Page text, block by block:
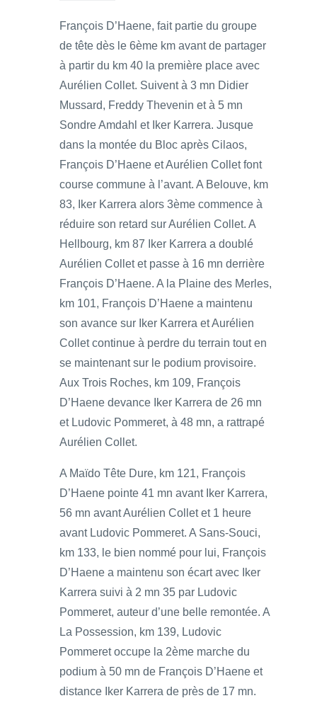
François D’Haene, fait partie du groupe
de tête dès le 6ème km avant de partager
à partir du km 40 la première place avec
Aurélien Collet. Suivent à 3 mn Didier
Mussard, Freddy Thevenin et à 5 mn
Sondre Amdahl et Iker Karrera. Jusque
dans la montée du Bloc après Cilaos,
François D’Haene et Aurélien Collet font
course commune à l’avant. A Belouve, km
83, Iker Karrera alors 3ème commence à
réduire son retard sur Aurélien Collet. A
Hellbourg, km 87 Iker Karrera a doublé
Aurélien Collet et passe à 16 mn derrière
François D’Haene. A la Plaine des Merles,
km 101, François D’Haene a maintenu
son avance sur Iker Karrera et Aurélien
Collet continue à perdre du terrain tout en
se maintenant sur le podium provisoire.
Aux Trois Roches, km 109, François
D’Haene devance Iker Karrera de 26 mn
et Ludovic Pommeret, à 48 mn, a rattrapé
Aurélien Collet.
A Maïdo Tête Dure, km 121, François
D’Haene pointe 41 mn avant Iker Karrera,
56 mn avant Aurélien Collet et 1 heure
avant Ludovic Pommeret. A Sans-Souci,
km 133, le bien nommé pour lui, François
D’Haene a maintenu son écart avec Iker
Karrera suivi à 2 mn 35 par Ludovic
Pommeret, auteur d’une belle remontée. A
La Possession, km 139, Ludovic
Pommeret occupe la 2ème marche du
podium à 50 mn de François D’Haene et
distance Iker Karrera de près de 17 mn.